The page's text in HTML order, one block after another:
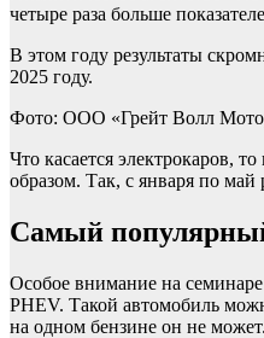
четыре раза больше
В этом году результаты
2025 году.
Фото: ООО «Грейт Волл
Что касается электрокаров,
образом. Так, с января по май
Самый
Особое внимание на
PHEV. Такой автомобиль
на одном бензине он не может.